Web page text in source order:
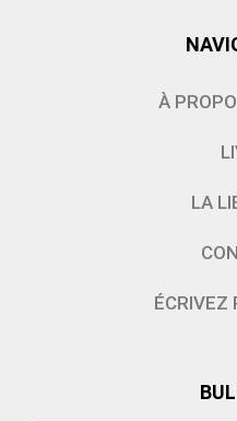
À
LA
ÉCRIVEZ